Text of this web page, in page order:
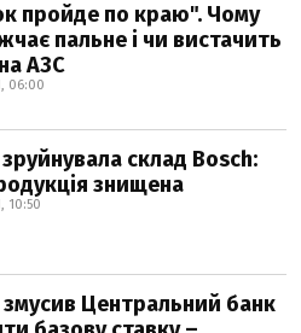
пройде по краю". Чому
пальне і чи вистачить
АЗС
06:00
зруйнувала склад Bosch:
знищена
10:50
змусив Центральний банк